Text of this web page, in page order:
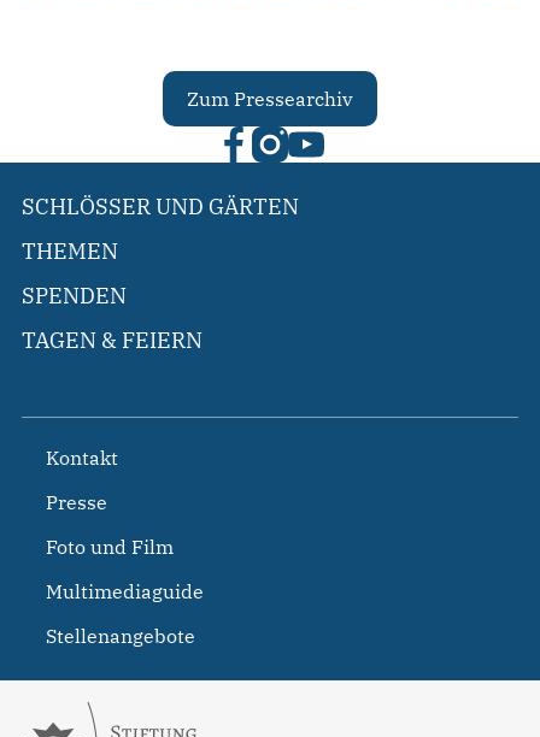
Zum Pressearchiv
SCHLÖSSER UND GÄRTEN
THEMEN
SPENDEN
TAGEN & FEIERN
Kontakt
Presse
Foto und Film
Multimediaguide
Stellenangebote